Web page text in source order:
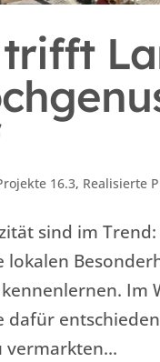
trifft
16.3, Realisierte
sind im
lokalen
Im
dafür
vermarkten…